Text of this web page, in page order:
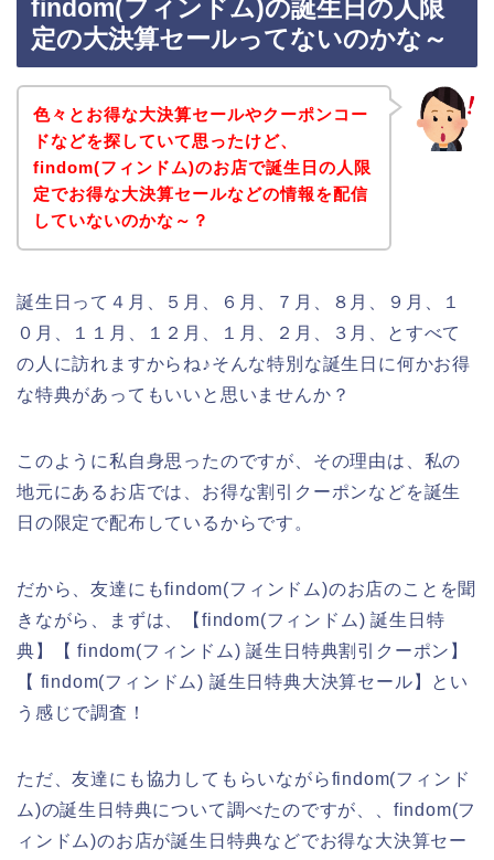
findom(フィンドム)の誕生日の人限
定の大決算セールってないのかな～
色々とお得な大決算セールやクーポンコー
ドなどを探していて思ったけど、
findom(フィンドム)のお店で誕生日の人限
定でお得な大決算セールなどの情報を配信
していないのかな～？
誕生日って４月、５月、６月、７月、８月、９月、１
０月、１１月、１２月、１月、２月、３月、とすべて
の人に訪れますからね♪そんな特別な誕生日に何かお得
な特典があってもいいと思いませんか？
このように私自身思ったのですが、その理由は、私の
地元にあるお店では、お得な割引クーポンなどを誕生
日の限定で配布しているからです。
だから、友達にもfindom(フィンドム)のお店のことを聞
きながら、まずは、【findom(フィンドム) 誕生日特
典】【 findom(フィンドム) 誕生日特典割引クーポン】
【 findom(フィンドム) 誕生日特典大決算セール】とい
う感じで調査！
ただ、友達にも協力してもらいながらfindom(フィンド
ム)の誕生日特典について調べたのですが、、findom(フ
ィンドム)のお店が誕生日特典などでお得な大決算セー